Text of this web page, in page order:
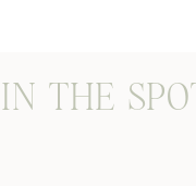
IN THE